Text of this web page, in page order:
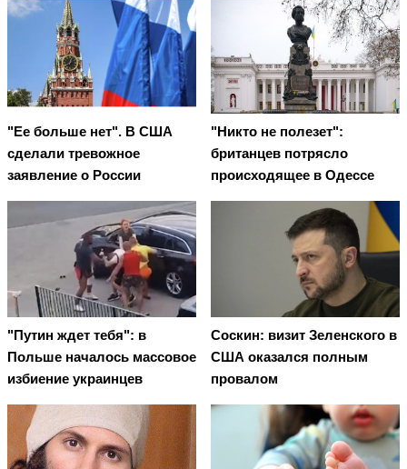
"Ее больше нет". В США
сделали тревожное
заявление о России
"Никто не полезет":
британцев потрясло
происходящее в Одессе
"Путин ждет тебя": в
Польше началось массовое
избиение украинцев
Соскин: визит Зеленского в
США оказался полным
провалом